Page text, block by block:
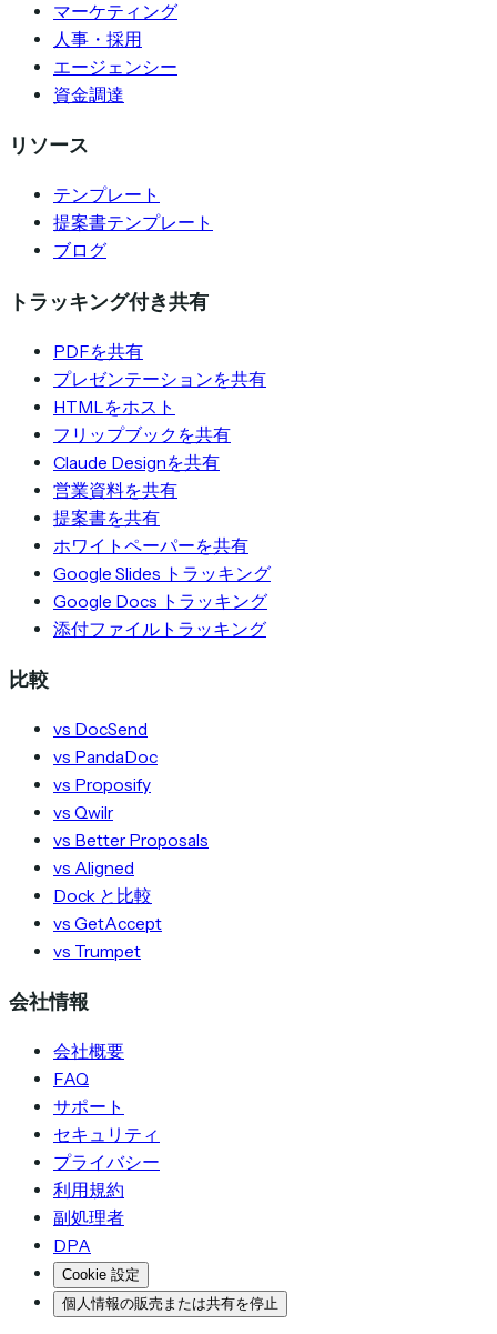
マーケティング
人事・採用
エージェンシー
資金調達
リソース
テンプレート
提案書テンプレート
ブログ
トラッキング付き共有
PDFを共有
プレゼンテーションを共有
HTMLをホスト
フリップブックを共有
Claude Designを共有
営業資料を共有
提案書を共有
ホワイトペーパーを共有
Google Slides トラッキング
Google Docs トラッキング
添付ファイルトラッキング
比較
vs DocSend
vs PandaDoc
vs Proposify
vs Qwilr
vs Better Proposals
vs Aligned
Dock と比較
vs GetAccept
vs Trumpet
会社情報
会社概要
FAQ
サポート
セキュリティ
プライバシー
利用規約
副処理者
DPA
Cookie 設定
個人情報の販売または共有を停止